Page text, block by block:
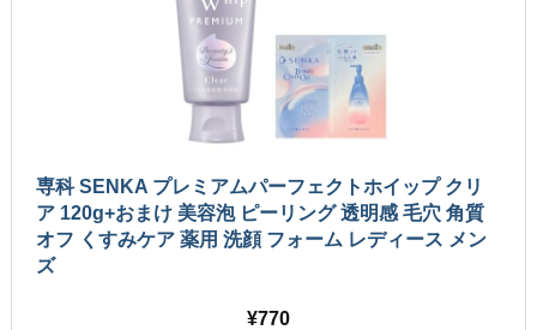
専科 SENKA プレミアムパーフェクトホイップ クリ
ア 120g+おまけ 美容泡 ピーリング 透明感 毛穴 角質
オフ くすみケア 薬用 洗顔 フォーム レディース メン
ズ
770